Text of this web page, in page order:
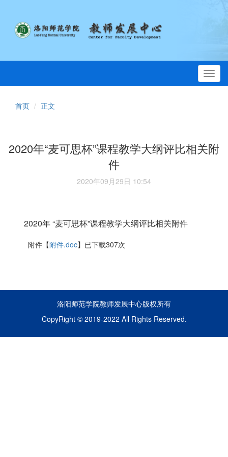
首页 正文
2020年“麦可思杯”课程教学大纲评比相关附
件
2020年09月29日 10:54
2020年 “麦可思杯”课程教学大纲评比相关附件
附件【附件.doc】已下载307次
洛阳师范学院教师发展中心版权所有
CopyRight © 2019-2022 All Rights Reserved.